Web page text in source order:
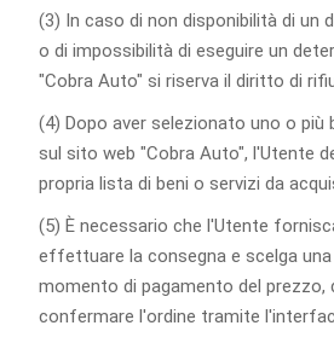
(3) In caso di non disponibilità di un
o di impossibilità di eseguire un
"Cobra Auto" si riserva il diritto di
(4) Dopo aver selezionato uno o
sul sito web "Cobra Auto", l'Utente
propria lista di beni o servizi da
(5) È necessario che l'Utente
effettuare la consegna e scelga
momento di pagamento del prezzo,
confermare l'ordine tramite